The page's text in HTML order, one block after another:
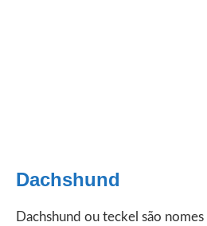
Dachshund
Dachshund ou teckel são